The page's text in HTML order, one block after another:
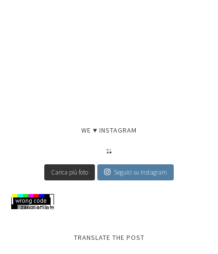
WE ♥ INSTAGRAM
Carica più foto Seguici su Instagram
TRANSLATE THE POST